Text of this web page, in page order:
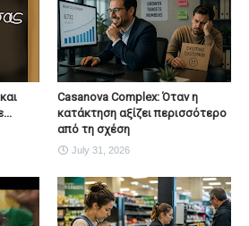
Casanova Complex: Όταν η
κατάκτηση αξίζει περισσότερο
από τη σχέση
July 31, 2026